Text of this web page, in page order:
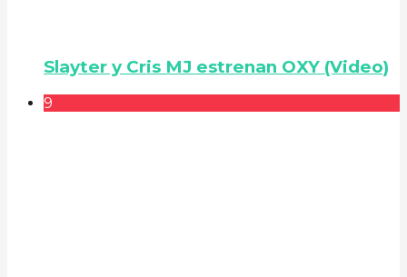
Slayter y Cris MJ estrenan OXY (Video)
9